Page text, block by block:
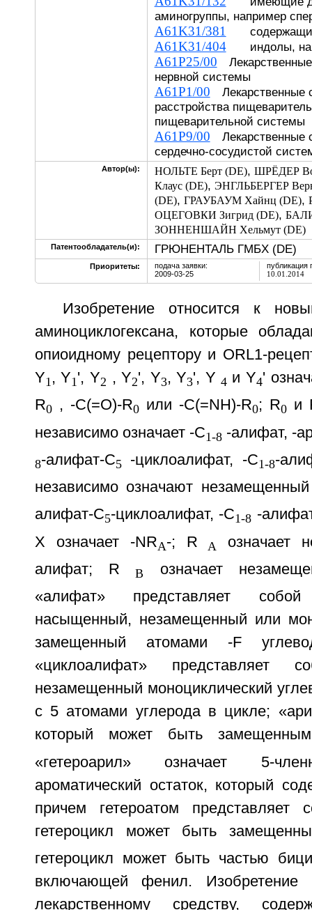
аминогруппы, например
A61K31/381 содержащие
A61K31/404индолы,
A61P25/00
нервной системы
A61P1/00 Лекарственные
расстройства
пищеварительной системы
A61P9/00 Лекарственные
сердечно-сосудистой
Автор(ы): НОЛЬТЕ Берт (DE), ШРЁДЕР
Клаус (DE), ЭНГЛЬБЕРГЕР
(DE), ГРАУБАУМ Хайнц (DE),
ОЦЕГОВКИ Зигрид (DE),
ЗОННЕНШАЙН Хельмут (DE)
Патентообладатель(и): ГРЮНЕНТАЛЬ ГМБХ (DE)
Приоритеты:
подача заявки:
2009-03-25
публикация
10.01.2014
Изобретение относится к
аминоциклогексана, которые
опиоидному рецептору и ORL1-
Y1, Y1', Y2 , Y2', Y3, Y3', Y 4 и Y4'
R0, -C(=O)-R0или -C(=NH)-R0; R0и
независимо означает -C1-8 -алифат, -
8-алифат-С5 -циклоалифат, -C1-8-
независимо означают
алифат-C5-циклоалифат, -C1-8 -
Х означает -NRA-; R A означает
алифат; R B
означает
«алифат» представляет собой
насыщенный, незамещенный или
замещенный атомами -F
«циклоалифат» представляет
незамещенный моноциклический
с 5 атомами углерода в цикле;
который может быть
«гетероарил» означает 5-
ароматический остаток, который
причем гетероатом
гетероцикл может быть
гетероцикл может быть частью
включающей фенил. Изобретение
лекарственному средству,